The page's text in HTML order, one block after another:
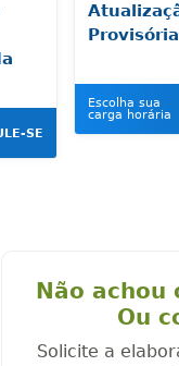
SE
Escolha sua
carga horária
Não achou
Ou
Solicite a